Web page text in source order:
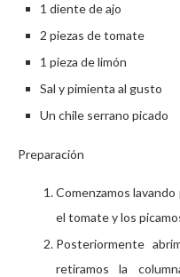
1 diente de ajo
2 piezas de tomate
1 pieza de limón
Sal y pimienta al gusto
Un chile serrano picado
Preparación
Comenzamos
el tomate y los
Posteriormente
retiramos la